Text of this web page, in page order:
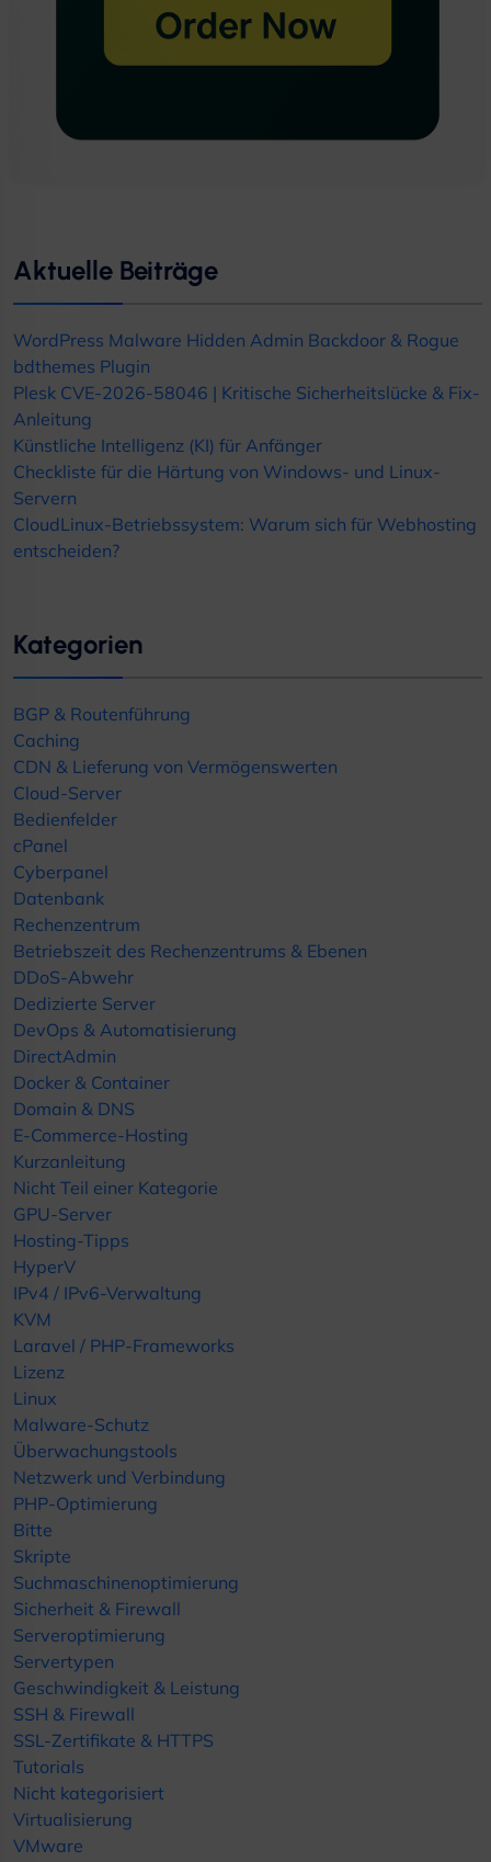
Aktuelle Beiträge
WordPress Malware Hidden Admin Backdoor & Rogue
bdthemes Plugin
Plesk CVE-2026-58046 | Kritische Sicherheitslücke & Fix-
Anleitung
Künstliche Intelligenz (KI) für Anfänger
Checkliste für die Härtung von Windows- und Linux-
Servern
CloudLinux-Betriebssystem: Warum sich für Webhosting
entscheiden?
Kategorien
BGP & Routenführung
Caching
CDN & Lieferung von Vermögenswerten
Cloud-Server
Bedienfelder
cPanel
Cyberpanel
Datenbank
Rechenzentrum
Betriebszeit des Rechenzentrums & Ebenen
DDoS-Abwehr
Dedizierte Server
DevOps & Automatisierung
DirectAdmin
Docker & Container
Domain & DNS
E-Commerce-Hosting
Kurzanleitung
Nicht Teil einer Kategorie
GPU-Server
Hosting-Tipps
HyperV
IPv4 / IPv6-Verwaltung
KVM
Laravel / PHP-Frameworks
Lizenz
Linux
Malware-Schutz
Überwachungstools
Netzwerk und Verbindung
PHP-Optimierung
Bitte
Skripte
Suchmaschinenoptimierung
Sicherheit & Firewall
Serveroptimierung
Servertypen
Geschwindigkeit & Leistung
SSH & Firewall
SSL-Zertifikate & HTTPS
Tutorials
Nicht kategorisiert
Virtualisierung
VMware